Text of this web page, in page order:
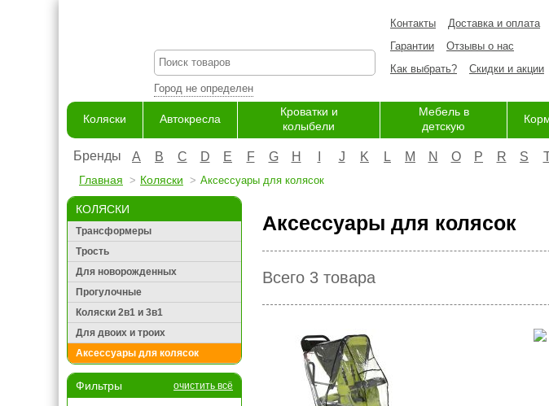
Город не определен
Контакты
Доставка и оплата
Гарантии
Отзывы о нас
Как выбрать?
Скидки и акции
Коляски Автокресла
Кроватки и
колыбели
Мебель в
детскую
Бренды A B C D E F G H J K L M N O P R S
Главная Коляски Аксессуары для колясок
КОЛЯСКИ
Трансформеры
Трость
Для новорожденных
Прогулочные
Коляски 2в1 и 3в1
Для двоих и троих
Аксессуары для колясок
Фильтры очистить всё
Аксессуары для колясок
Всего 3 товара